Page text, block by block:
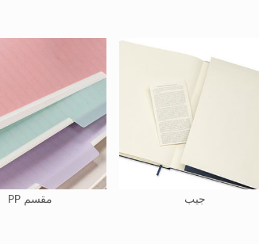
PP مقسم جيب